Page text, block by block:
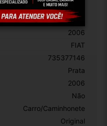
Idea
2006
FIAT
735377146
Prata
2006
Não
Carro/Caminhonete
Original